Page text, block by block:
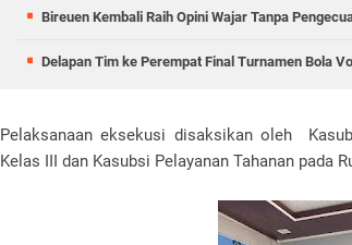
Bireuen Kembali Raih Opini Wajar Tanpa
Delapan Tim ke Perempat Final Turnamen Bola
Pelaksanaan eksekusi disaksikan oleh
Kelas III dan Kasubsi Pelayanan Tahanan pada